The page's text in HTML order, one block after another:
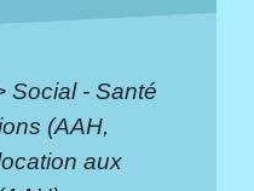
Social - Santé
(AAH,
aux